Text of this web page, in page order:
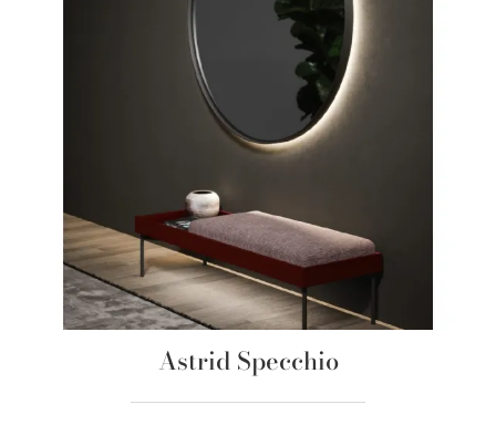
Astrid Specchio